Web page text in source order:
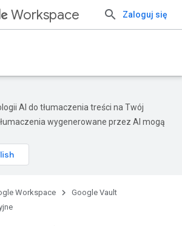
Workspace Zaloguj się
AI do tłumaczenia treści na Twój
wygenerowane przez AI mogą
Workspace
Google Vault